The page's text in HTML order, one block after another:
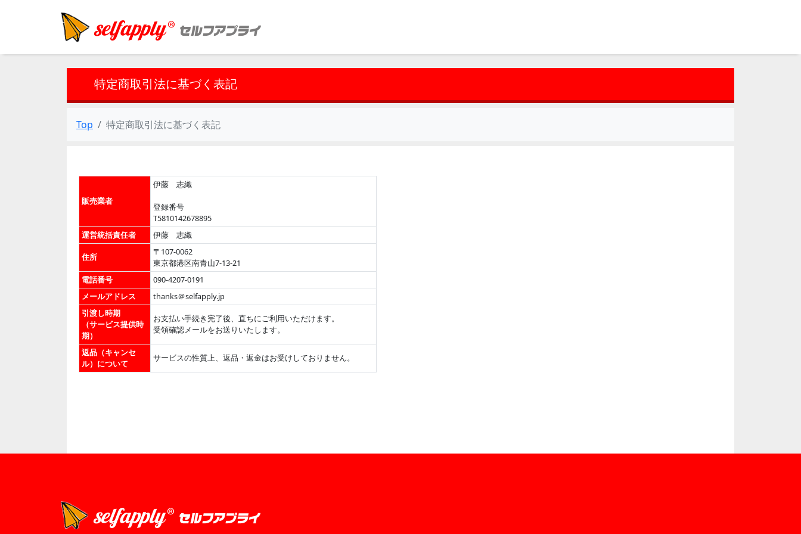
特定商取引法に基づく表記
Top 特定商取引法に基づく表記
販売業者
伊藤 志織
登録番号
T5810142678895
運営統括責任者
伊藤 志織
住所
〒107-0062
東京都港区南青山7-13-21
電話番号
090-4207-0191
メールアドレス
thanks＠selfapply.jp
引渡し時期
（サービス提供時
期）
お支払い手続き完了後、直ちにご利用いただけます。
受領確認メールをお送りいたします。
返品（キャンセ
ル）について
サービスの性質上、返品・返金はお受けしておりません。